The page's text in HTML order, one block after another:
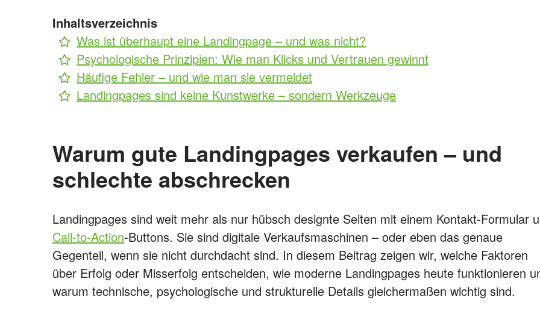
Inhaltsverzeichnis
Was ist überhaupt eine Landingpage – und was nicht?
Psychologische Prinzipien: Wie man Klicks und Vertrauen gewinnt
Häufige Fehler – und wie man sie vermeidet
Landingpages sind keine Kunstwerke – sondern Werkzeuge
Warum gute Landingpages verkaufen – und
schlechte abschrecken
Landingpages sind weit mehr als nur hübsch designte Seiten mit einem Kontakt-Formular
Call-to-Action-Buttons. Sie sind digitale Verkaufsmaschinen – oder eben das genaue
Gegenteil, wenn sie nicht durchdacht sind. In diesem Beitrag zeigen wir, welche Faktoren
über Erfolg oder Misserfolg entscheiden, wie moderne Landingpages heute funktionieren
warum technische, psychologische und strukturelle Details gleichermaßen wichtig sind.